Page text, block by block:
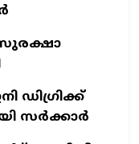
ഡിഗ്രിക്ക്
സര്‍ക്കാര്‍